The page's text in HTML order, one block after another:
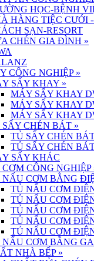
HỌC-BỆNH
HÀNG TIỆC CƯỚI
SẠN-RESORT
CHÉN GIA ĐÌNH »
CÔNG NGHIỆP »
SẤY KHAY »
MÁY SẤY KHAY
MÁY SẤY KHAY
MÁY SẤY KHAY
SẤY CHÉN BÁT »
TỦ SẤY CHÉN
TỦ SẤY CHÉN
SẤY KHÁC
CÔNG NGHIỆP
NẤU CƠM BẰNG
TỦ NẤU CƠM
TỦ NẤU CƠM
TỦ NẤU CƠM
TỦ NẤU CƠM
TỦ NẤU CƠM
NẤU CƠM BẰNG GA
NHÀ BẾP »